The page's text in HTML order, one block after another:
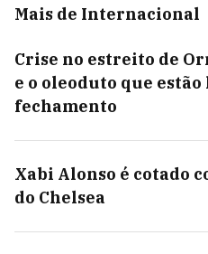
Mais de Internacional
Crise no estreito de
e o oleoduto que
fechamento
Xabi Alonso é cotado
do Chelsea